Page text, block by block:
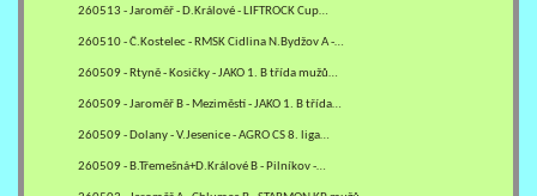
260513 - Jaroměř - D.Králové - LIFTROCK Cup…
260510 - Č.Kostelec - RMSK Cidlina N.Bydžov A -…
260509 - Rtyně - Kosičky - JAKO 1. B třída mužů…
260509 - Jaroměř B - Meziměstí - JAKO 1. B třída…
260509 - Dolany - V.Jesenice - AGRO CS 8. liga…
260509 - B.Třemešná+D.Králové B - Pilníkov -…